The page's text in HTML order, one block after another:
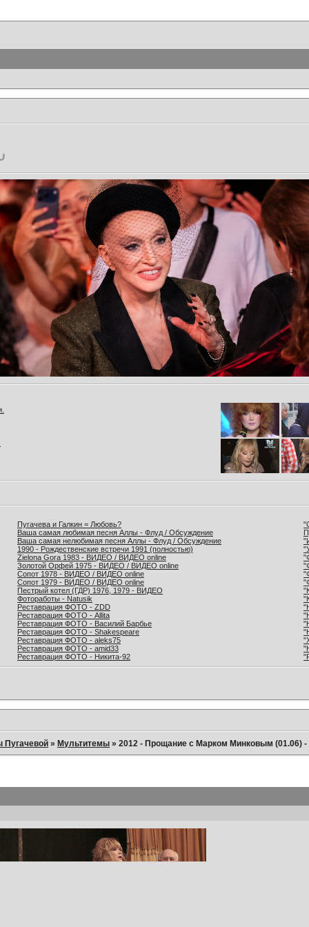
Пугачева и Галкин = Любовь?
Ваша самая любимая песня Аллы - Флуд / Обсуждение
Ваша самая нелюбимая песня Аллы - Флуд / Обсуждение
1990 - Рождественские встречи 1991 (полностью)
Zielona Gora 1983 - ВИДЕО / ВИДЕО online
Золотой Орфей 1975 - ВИДЕО / ВИДЕО online
Сопот 1978 - ВИДЕО / ВИДЕО online
Сопот 1979 - ВИДЕО / ВИДЕО online
Пестрый котел (ГДР) 1976, 1979 - ВИДЕО
Фотоработы - Natusik
Реставрация ФОТО - ZDD
Реставрация ФОТО - Allita
Реставрация ФОТО - Василий Барбье
Реставрация ФОТО - Shakespeare
Реставрация ФОТО - aleks75
Реставрация ФОТО - amid33
Реставрация ФОТО - Никита-92
Пугачевой »Мультитемы »2012 - Прощание с Марком Минковым (01.06) -